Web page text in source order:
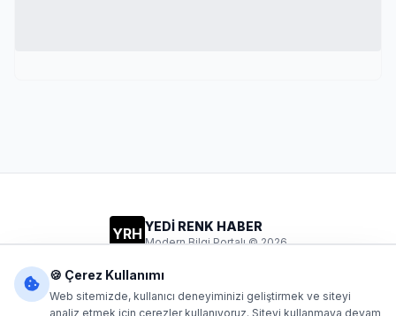
YRH YEDİ RENK HABER
Modern Bilgi Portalı © 2026
🍪 Çerez Kullanımı
Web sitemizde, kullanıcı deneyiminizi geliştirmek ve siteyi
analiz etmek için çerezler kullanıyoruz. Siteyi kullanmaya devam